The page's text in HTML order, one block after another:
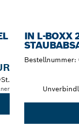
IN L-BOXX
Bestellnummer: